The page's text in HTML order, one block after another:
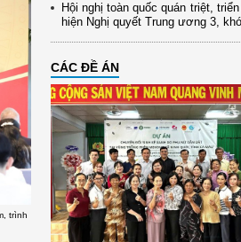
trình
Hội nghị toàn quốc quán triệt,
hiện Nghị quyết Trung ương 3,
CÁC ĐỀ ÁN